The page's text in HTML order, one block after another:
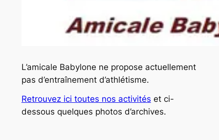
L’amicale Babylone ne propose actuellement
pas d’entraînement d’athlétisme.
Retrouvez ici toutes nos activités et ci-
dessous quelques photos d’archives.